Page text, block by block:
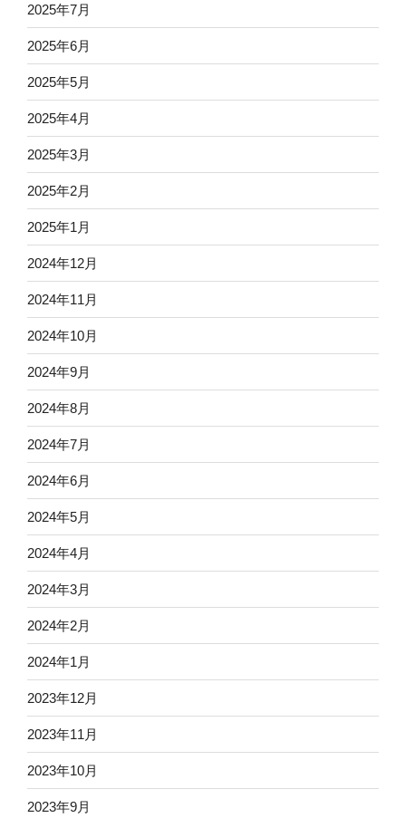
2025年7月
2025年6月
2025年5月
2025年4月
2025年3月
2025年2月
2025年1月
2024年12月
2024年11月
2024年10月
2024年9月
2024年8月
2024年7月
2024年6月
2024年5月
2024年4月
2024年3月
2024年2月
2024年1月
2023年12月
2023年11月
2023年10月
2023年9月